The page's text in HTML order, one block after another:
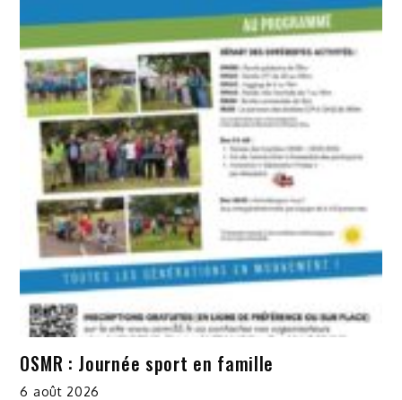
OSMR : Journée sport en famille
6 août 2026